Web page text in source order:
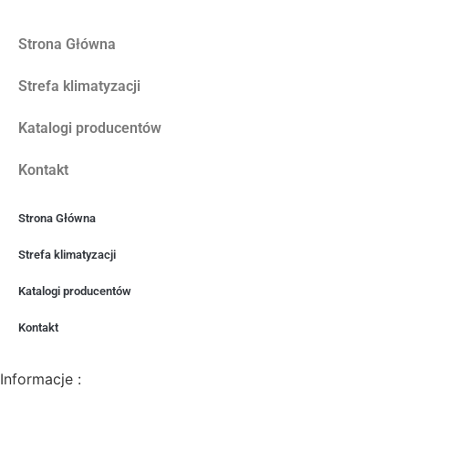
Strona Główna
Strefa klimatyzacji
Katalogi producentów
Kontakt
Strona Główna
Strefa klimatyzacji
Katalogi producentów
Kontakt
Informacje :